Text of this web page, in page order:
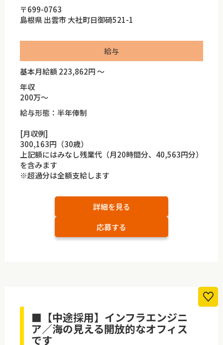
〒699-0763
島根県 出雲市 大社町日御碕521-1
給与
基本月給額 223,862円 ～
年収
200万～
給与形態：半年俸制
[月収例]
300,163円（30歳）
上記額にはみなし残業代（月20時間分、40,563円分）
を含みます
※超過分は全額支給します
詳細を見る
応募する
■【中途採用】インフラエンジニ
ア／海の見える開放的なオフィス
です